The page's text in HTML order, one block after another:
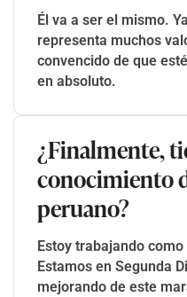
Él va a ser el mismo.
representa muchos
convencido de que
en absoluto.
¿Finalmente,
conocimiento
peruano?
Estoy trabajando
Estamos en Segunda
mejorando de este